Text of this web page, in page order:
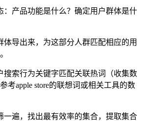
：产品功能是什么？确定用户群体是什
体导出来，为这部分人群匹配相应的用
搜索行为关键字匹配关联热词（收集数
考apple store的联想词或相关工具的数
一遍，找出最有效率的集合，提取集合